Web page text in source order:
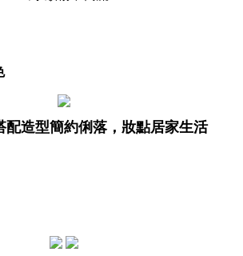
配造型簡約俐落，妝點居家生活